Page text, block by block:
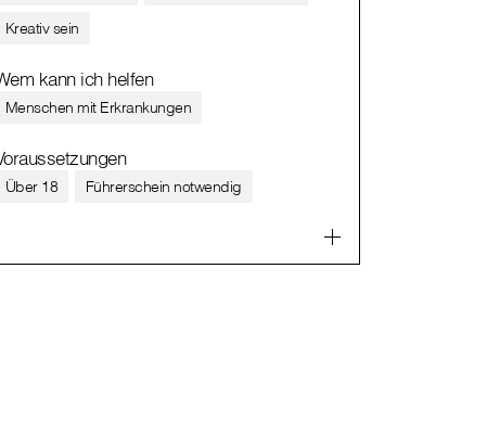
Kreativ sein
kann ich helfen
Menschen mit Erkrankungen
Über 18 Führerschein notwendig